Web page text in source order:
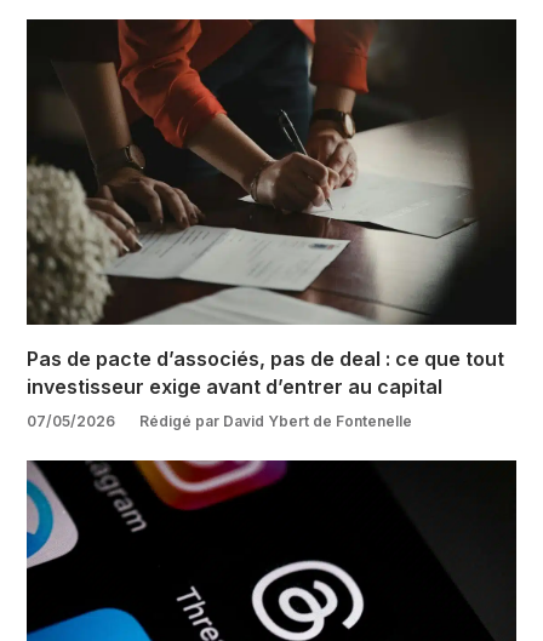
Pas de pacte d’associés, pas de deal : ce que tout
investisseur exige avant d’entrer au capital
07/05/2026 Rédigé par David Ybert de Fontenelle